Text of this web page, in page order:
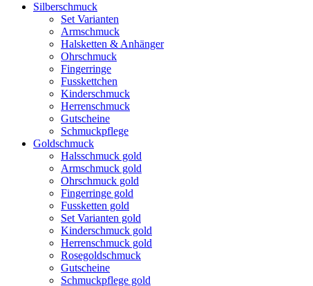
Silberschmuck
Set Varianten
Armschmuck
Halsketten & Anhänger
Ohrschmuck
Fingerringe
Fusskettchen
Kinderschmuck
Herrenschmuck
Gutscheine
Schmuckpflege
Goldschmuck
Halsschmuck gold
Armschmuck gold
Ohrschmuck gold
Fingerringe gold
Fussketten gold
Set Varianten gold
Kinderschmuck gold
Herrenschmuck gold
Rosegoldschmuck
Gutscheine
Schmuckpflege gold